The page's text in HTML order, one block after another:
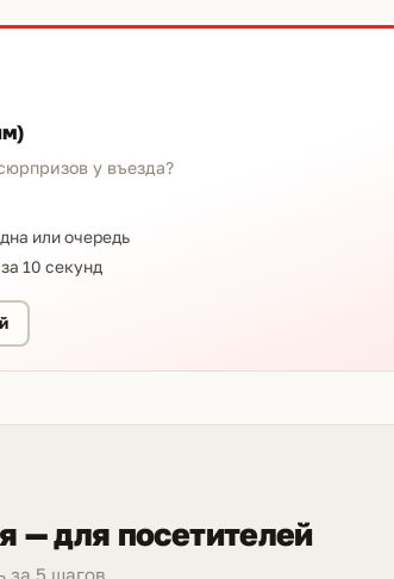
у въезда?
или очередь
10 секунд
— для посетителей
за 5 шагов